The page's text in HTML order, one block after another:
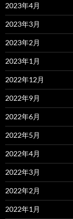
2023年4月
2023年3月
2023年2月
2023年1月
2022年12月
2022年9月
2022年6月
2022年5月
2022年4月
2022年3月
2022年2月
2022年1月